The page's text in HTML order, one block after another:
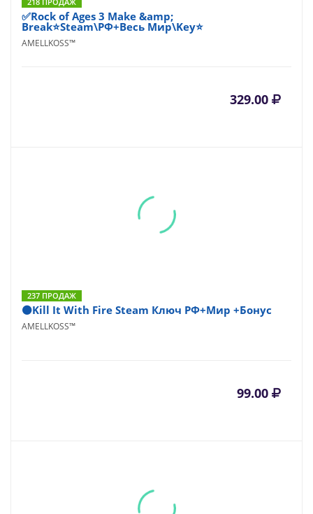
✅Rock of Ages 3 Make &amp;
Break⭐Steam\РФ+Весь Мир\Key⭐
AMELLKOSS™
329.00
237 ПРОДАЖ
⚫Kill It With Fire Steam Ключ РФ+Мир +Бонус
AMELLKOSS™
99.00